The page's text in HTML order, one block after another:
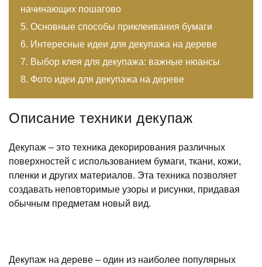
начинающих пошагово
Основные способы приклеивания бумаги
Интересные идеи для декупажа на дереве
Выбор клея для декупажа: важные нюансы
Фото идеи для декупажа на дереве
Описание техники декупаж
Декупаж – это техника декорирования различных
поверхностей с использованием бумаги, ткани, кожи,
пленки и других материалов. Эта техника позволяет
создавать неповторимые узоры и рисунки, придавая
обычным предметам новый вид.
Декупаж на дереве – один из наиболее популярных